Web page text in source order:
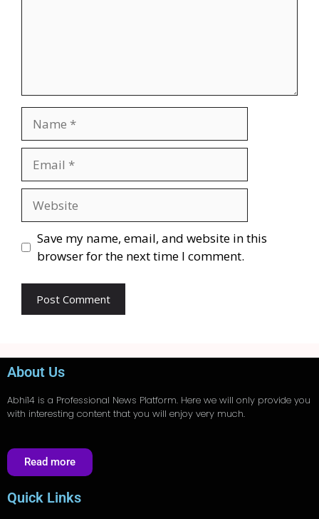
Save my name, email, and website in this
browser for the next time I comment.
About Us
Abhi14 is a Professional News Platform. Here we will only provide you
with interesting content that you will enjoy very much.
Read more
Quick Links